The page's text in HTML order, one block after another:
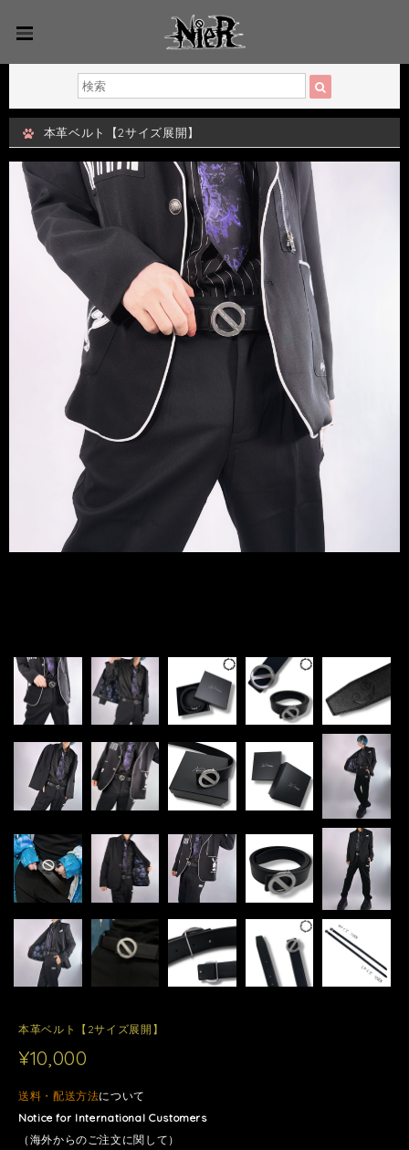
本革ベルト【2サイズ展開】
本革ベルト【2サイズ展開】
¥10,000
送料・配送方法について
Notice for International Customers
（海外からのご注文に関して）